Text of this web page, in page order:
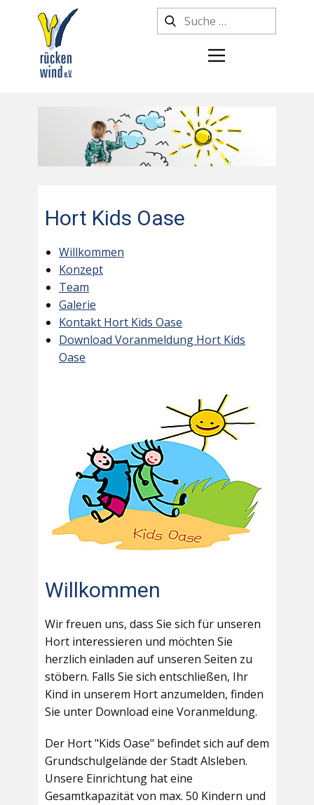
Hort Kids Oase
Willkommen
Konzept
Team
Galerie
Kontakt Hort Kids Oase
Download Voranmeldung Hort Kids
Oase
Willkommen
Wir freuen uns, dass Sie sich für unseren
Hort interessieren und möchten Sie
herzlich einladen auf unseren Seiten zu
stöbern. Falls Sie sich entschließen, Ihr
Kind in unserem Hort anzumelden, finden
Sie unter Download eine Voranmeldung.
Der Hort "Kids Oase" befindet sich auf dem
Grundschulgelände der Stadt Alsleben.
Unsere Einrichtung hat eine
Gesamtkapazität von max. 50 Kindern und